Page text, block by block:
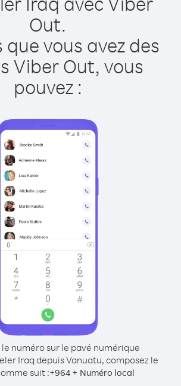
Out.
que vous avez des
Viber Out, vous
pouvez :
le numéro sur le pavé numérique
Iraq depuis Vanuatu, composez le
suit :+964 + Numéro local